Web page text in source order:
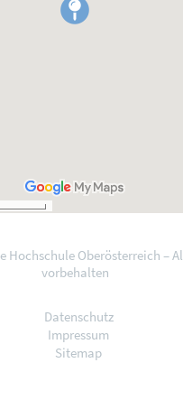
Hochschule Oberösterreich –
vorbehalten
Datenschutz
Impressum
Sitemap